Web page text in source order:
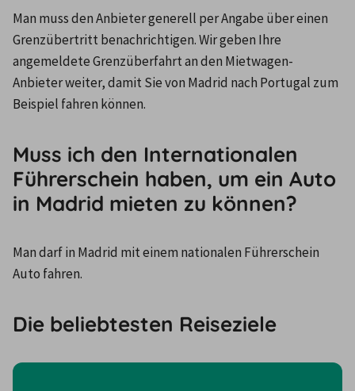
Man muss den Anbieter generell per Angabe über einen
Grenzübertritt benachrichtigen. Wir geben Ihre
angemeldete Grenzüberfahrt an den Mietwagen-
Anbieter weiter, damit Sie von Madrid nach Portugal zum
Beispiel fahren können.
Muss ich den Internationalen
Führerschein haben, um ein Auto
in Madrid mieten zu können?
Man darf in Madrid mit einem nationalen Führerschein
Auto fahren.
Die beliebtesten Reiseziele